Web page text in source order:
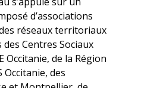
d’associations
réseaux territoriaux
des Centres Sociaux
Occitanie, de la Région
Occitanie, des